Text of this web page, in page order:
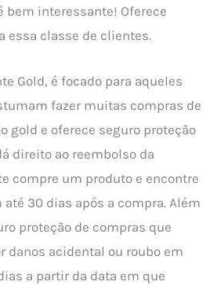
bem interessante! Oferece
essa classe de clientes.
Gold, é focado para aqueles
fazer muitas compras de
gold e oferece seguro proteção
direito ao reembolso da
compre um produto e encontre
30 dias após a compra. Além
proteção de compras que
danos acidental ou roubo em
a partir da data em que